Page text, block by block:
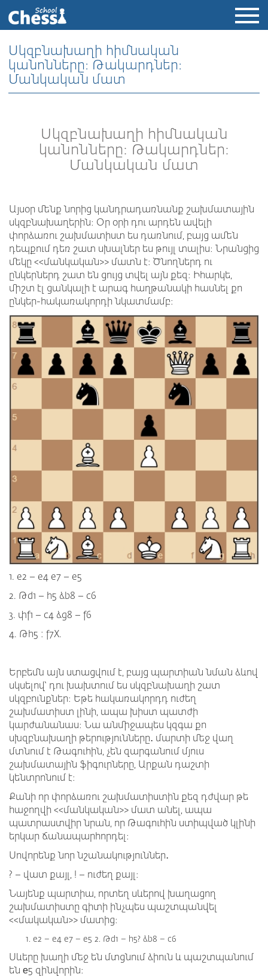
Սկզբնախաղի հիմնական
կանոնները։ Թակարդներ։
Մանկական մատ
Սկզբնախաղի հիմնական
կանոնները։ Թակարդներ։
Մանկական մատ
Այսօր մենք նորից կանդրադառնանք շախմատային
սկզբնախաղերին։ Օր օրի դու արդեն ավելի
փորձառու շախմատիստ ես դառնում, բայց ամեն
դեպքում դեռ շատ սխալներ ես թույլ տալիս։ Նրանցից
մեկը <<մանկական>> մատն է։ Ծնողներդ ու
ընկերներդ շատ են ցույց տվել այն քեզ։ Իհարկե,
միշտ էլ ցանկալի է արագ հաղթանակի հասնել քո
ընկեր-հակառակորդի նկատմամբ։
1. e2 – e4 e7 – e5
2. Թd1 – h5 ձb8 – c6
3. փf1 – c4 ձg8 – f6
4. Թh5 : f7X.
Երբեմն այն ստացվում է, բայց պարտիան նման ձևով
սկսելով՝ դու խախտում ես սկզբնախաղի շատ
սկզբունքներ։ Եթե հակառակորդդ ուժեղ
շախմատիստ լինի, ապա խիստ պատժի
կարժանանաս։ Նա անմիջապես կզգա քո
սխզբնախաղի թերությունները․ մարտի մեջ վաղ
մտնում է Թագուհին, չեն զարգանում մյուս
շախմատային ֆիգուրները, Արքան դաշտի
կենտրոնում է։
Քանի որ փորձառու շախմատիստին քեզ դժվար թե
հաջողվի <<մանկական>> մատ անել, ապա
պատրաստվիր նրան, որ Թագուհին ստիպված կլինի
երկար ճանապարհորդել։
Սովորենք նոր նշանակություններ․
? – վատ քայլ, ! – ուժեղ քայլ։
Նայենք պարտիա, որտեղ սևերով խաղացող
շախմատիստը գիտի ինչպես պաշտպանվել
<<մակական>> մատից։
e2 – e4 e7 – e5 2. Թd1 – h5? ձb8 – c6
Սևերը խաղի մեջ են մտցնում ձիուն և պաշտպանում
են е5 զինվորին։